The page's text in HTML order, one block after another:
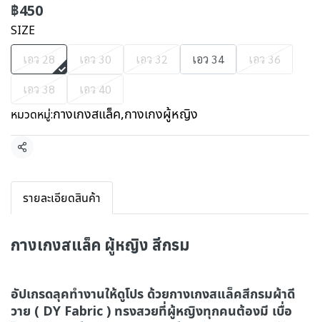
฿450
SIZE
เอว 28 เอว 30 เอว 32 เอว 34
เอว 36
เอว 38
เอว 40
หมวดหมู่:กางเกงสแล็ค,กางเกงผู้หญิง
แชร์
รายละเอียดสินค้า
กางเกงสแล็ค ผู้หญิง สีกรม
อัปเกรดลุคทำงานให้ดูโปร ด้วยกางเกงสแล็คสีกรมผ้าดี
วาย ( DY Fabric ) ทรงสวยที่ผู้หญิงทุกคนต้องมี เบื่อ